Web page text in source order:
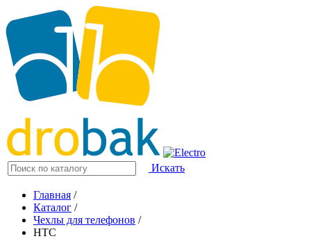
Искать
Главная /
Каталог /
Чехлы для телефонов /
HTC